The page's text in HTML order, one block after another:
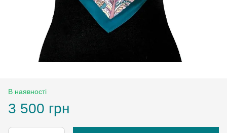
В наявності
3 500 грн